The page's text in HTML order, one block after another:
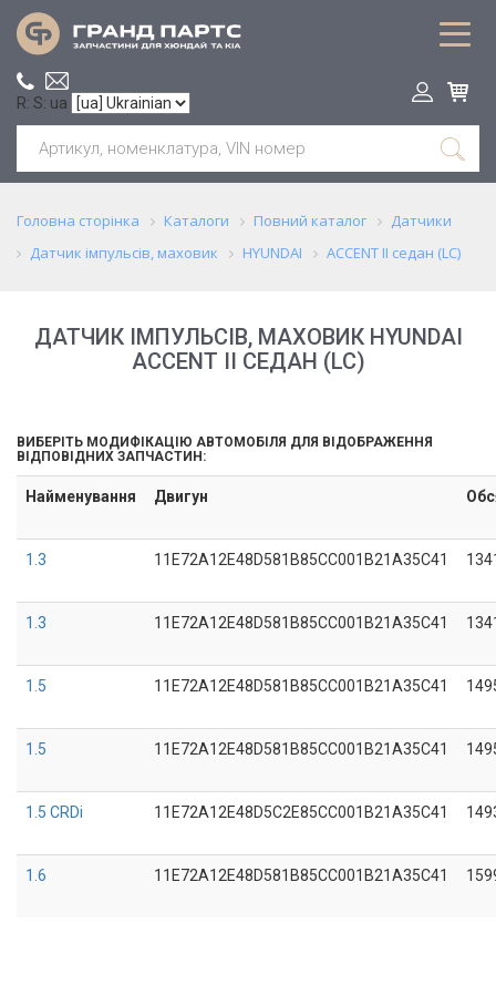
R: S: ua
Головна сторінка Каталоги Повний каталог
Датчики
Датчик імпульсів, маховик
HYUNDAI ACCENT II седан (LC)
ДАТЧИК ІМПУЛЬСІВ, МАХОВИК HYUNDAI
ACCENT II СЕДАН (LC)
ВИБЕРІТЬ МОДИФІКАЦІЮ АВТОМОБІЛЯ ДЛЯ ВІДОБРАЖЕННЯ
ВІДПОВІДНИХ ЗАПЧАСТИН:
Найменування Двигун
1.3 11E72A12E48D581B85CC001B21A35C41
1.3 11E72A12E48D581B85CC001B21A35C41
1.5 11E72A12E48D581B85CC001B21A35C41
1.5 11E72A12E48D581B85CC001B21A35C41
1.5 CRDi 11E72A12E48D5C2E85CC001B21A35C41
1.6 11E72A12E48D581B85CC001B21A35C41